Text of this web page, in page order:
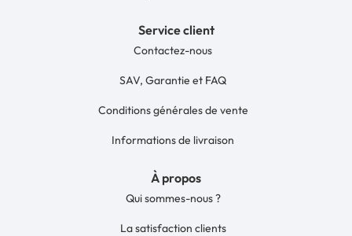
Service client
Contactez-nous
SAV, Garantie et FAQ
Conditions générales de vente
Informations de livraison
À propos
Qui sommes-nous ?
La satisfaction clients